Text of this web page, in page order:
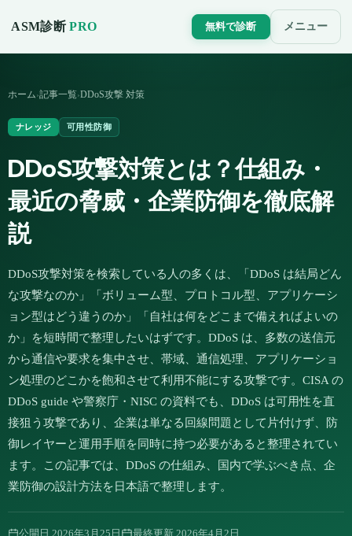
ASM診断PRO 無料で診断 メニュー
ホーム›記事一覧›DDoS攻撃 対策
ナレッジ 可用性防御
DDoS攻撃対策とは？仕組み・
最近の脅威・企業防御を徹底解
説
DDoS攻撃対策を検索している人の多くは、「DDoS は結局どん
な攻撃なのか」「ボリューム型、プロトコル型、アプリケーシ
ョン型はどう違うのか」「自社は何をどこまで備えればよいの
か」を短時間で整理したいはずです。DDoS は、多数の送信元
から通信や要求を集中させ、帯域、通信処理、アプリケーショ
ン処理のどこかを飽和させて利用不能にする攻撃です。CISA の
DDoS guide や警察庁・NISC の資料でも、DDoS は可用性を直
接狙う攻撃であり、企業は単なる回線問題として片付けず、防
御レイヤーと運用手順を同時に持つ必要があると整理されてい
ます。この記事では、DDoS の仕組み、国内で学ぶべき点、企
業防御の設計方法を日本語で整理します。
公開日 2026年3月25日 最終更新 2026年4月2日